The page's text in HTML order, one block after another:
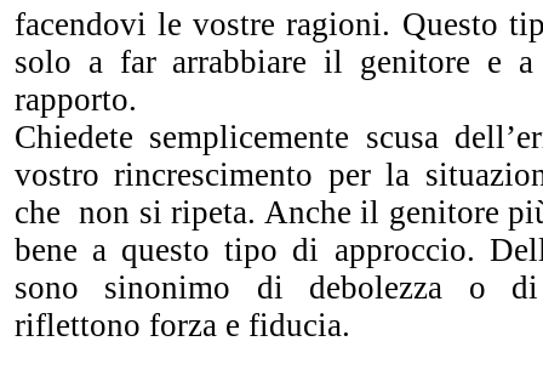
facendovi le vostre ragioni. Questo
solo a far arrabbiare il genitore e
rapporto.
Chiedete semplicemente scusa
vostro rincrescimento per la
che non si ripeta. Anche il genitore
bene a questo tipo di approccio.
sono sinonimo di debolezza o di
riflettono forza e fiducia.